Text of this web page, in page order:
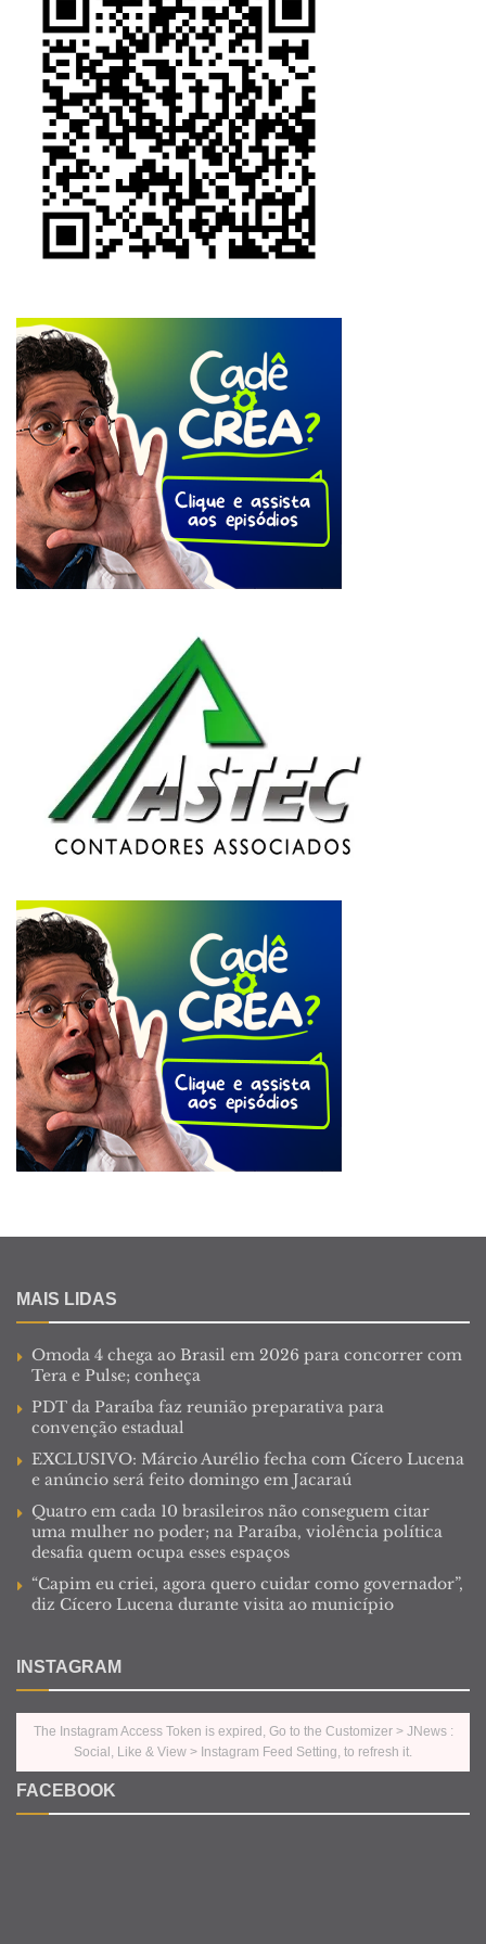
MAIS LIDAS
Omoda 4 chega ao Brasil em 2026 para concorrer com
Tera e Pulse; conheça
PDT da Paraíba faz reunião preparativa para
convenção estadual
EXCLUSIVO: Márcio Aurélio fecha com Cícero Lucena
e anúncio será feito domingo em Jacaraú
Quatro em cada 10 brasileiros não conseguem citar
uma mulher no poder; na Paraíba, violência política
desafia quem ocupa esses espaços
“Capim eu criei, agora quero cuidar como governador”,
diz Cícero Lucena durante visita ao município
INSTAGRAM
The Instagram Access Token is expired, Go to the Customizer > JNews :
Social, Like & View > Instagram Feed Setting, to refresh it.
FACEBOOK